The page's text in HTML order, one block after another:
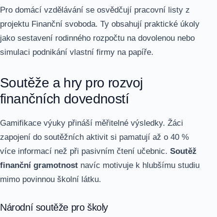
Pro domácí vzdělávání se osvědčují pracovní listy z
projektu Finanční svoboda. Ty obsahují praktické úkoly
jako sestavení rodinného rozpočtu na dovolenou nebo
simulaci podnikání vlastní firmy na papíře.
Soutěže a hry pro rozvoj
finančních dovedností
Gamifikace výuky přináší měřitelné výsledky. Žáci
zapojení do soutěžních aktivit si pamatují až o 40 %
více informací než při pasivním čtení učebnic. Soutěž
finanční gramotnost navíc motivuje k hlubšímu studiu
mimo povinnou školní látku.
Národní soutěže pro školy